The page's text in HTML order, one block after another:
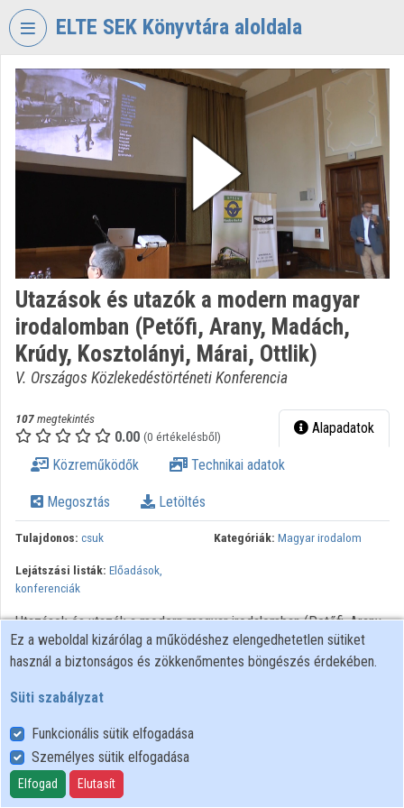
Fejléc kihagyása
ELTE SEK Könyvtára aloldala
VIDEOTORIUM
ELTE
EKL
SAVARIA
Intézményi kezdőlap
Bejelentkezés
Intézményi felfedezés
Kategóriák
Intézményi listák
Intézmények
Közreműködők
Utazások és utazók a modern magyar
irodalomban (Petőfi, Arany, Madách,
Krúdy, Kosztolányi, Márai, Ottlik)
V. Országos Közlekedéstörténeti Konferencia
107megtekintés
0.00 (0 értékelésből) Alapadatok
Közreműködők Technikai adatok
Megosztás Letöltés
Tulajdonos: csuk Kategóriák: Magyar irodalom
Lejátszási listák: Előadások,
konferenciák
Utazások és utazók a modern magyar irodalomban (Petőfi, Arany,
Madách, Krúdy, Kosztolányi, Márai, Ottlik) / Fűzfa Balázs. -
Szombathely : ELTE SEK, 2021 V. Országos Közlekedéstörténeti
Eötvös Loránd Tudományegyetem Savaria Egyetemi Központ ;
Eötvös Loránd Tudományegyetem Berzsenyi Dániel
Pedagógusképző Központ Történelem Tanszék ;
Közlekedéstudományi Egyesület Általános Tagozat
Közlekedéstörténeti Szakosztálya
Ez a weboldal kizárólag a működéshez elengedhetetlen sütiket
használ a biztonságos és zökkenőmentes böngészés érdekében.
Süti szabályzat
Funkcionális sütik elfogadása
Személyes sütik elfogadása
Elfogad Elutasít